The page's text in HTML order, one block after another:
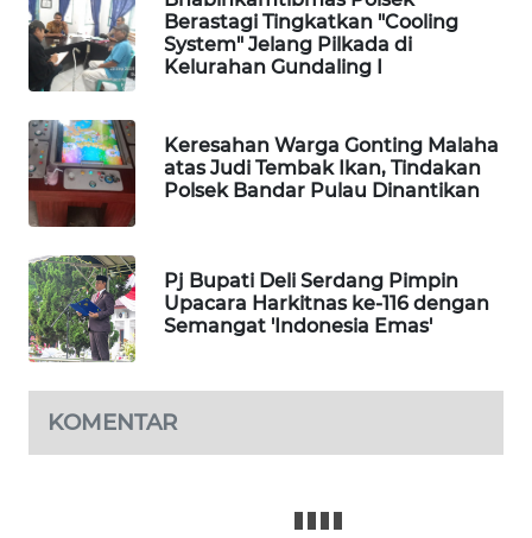
Berastagi Tingkatkan "Cooling
System" Jelang Pilkada di
Kelurahan Gundaling I
Keresahan Warga Gonting Malaha
atas Judi Tembak Ikan, Tindakan
Polsek Bandar Pulau Dinantikan
Pj Bupati Deli Serdang Pimpin
Upacara Harkitnas ke-116 dengan
Semangat 'Indonesia Emas'
KOMENTAR
KARING
NEWS
MARITIM
HUMBANG
NEWS
GARONGGANG
NEWS
ENERGI